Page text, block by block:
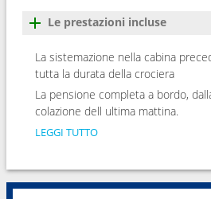
Le prestazioni incluse
La sistemazione nella cabina
tutta la durata della crociera
La pensione completa a bordo,
colazione dell ultima mattina.
LEGGI TUTTO